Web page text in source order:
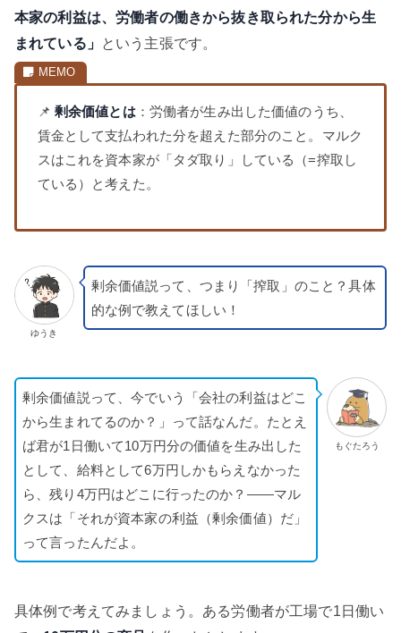
本家の利益は、労働者の働きから抜き取られた分から生
まれている」 という主張です。
📌 剰余価値とは：労働者が生み出した価値のうち、
賃金として支払われた分を超えた部分のこと。マルク
スはこれを資本家が「タダ取り」している（=搾取し
ている）と考えた。
ゆうき
剰余価値説って、つまり「搾取」のこと？具体
的な例で教えてほしい！
もぐたろう
剰余価値説って、今でいう「会社の利益はどこ
から生まれてるのか？」って話なんだ。たとえ
ば君が1日働いて10万円分の価値を生み出した
として、給料として6万円しかもらえなかった
ら、残り4万円はどこに行ったのか？——マル
クスは「それが資本家の利益（剰余価値）だ」
って言ったんだよ。
具体例で考えてみましょう。ある労働者が工場で1日働い